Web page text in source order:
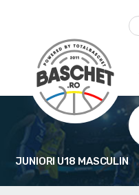
JUNIORI U18 MASCULIN